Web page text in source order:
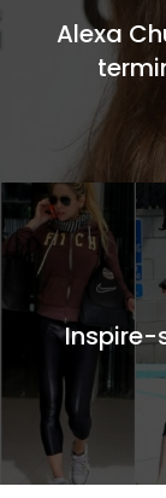
Alexa
Inspire-